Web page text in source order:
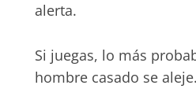
alerta.
Si juegas, lo más
hombre casado se aleje.